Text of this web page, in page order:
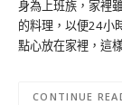
身為上班族，家裡
的料理，以便24小
點心放在家裡，這
CONTINUE